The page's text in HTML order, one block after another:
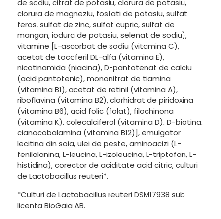
de sodiu, citrat de potasiu, clorura de potasiu,
clorura de magneziu, fosfati de potasiu, sulfat
feros, sulfat de zinc, sulfat cupric, sulfat de
mangan, iodura de potasiu, selenat de sodiu),
vitamine [L-ascorbat de sodiu (vitamina C),
acetat de tocoferil DL-alfa (vitamina E),
nicotinamida (niacina), D-pantotenat de calciu
(acid pantotenic), mononitrat de tiamina
(vitamina B1), acetat de retinil (vitamina A),
riboflavina (vitamina B2), clorhidrat de piridoxina
(vitamina B6), acid folic (folat), filochinona
(vitamina K), colecalciferol (vitamina D), D-biotina,
cianocobalamina (vitamina B12)], emulgator
lecitina din soia, ulei de peste, aminoacizi (L-
fenilalanina, L-leucina, L-izoleucina, L-triptofan, L-
histidina), corector de aciditate acid citric, culturi
de Lactobacillus reuteri*.
*Culturi de Lactobacillus reuteri DSM17938 sub
licenta BioGaia AB.